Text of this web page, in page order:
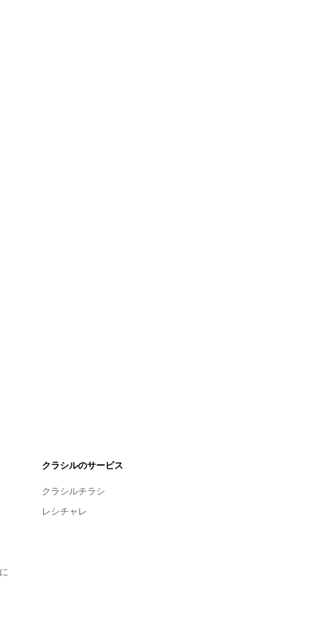
クラシルのサービス
クラシルチラシ
レシチャレ